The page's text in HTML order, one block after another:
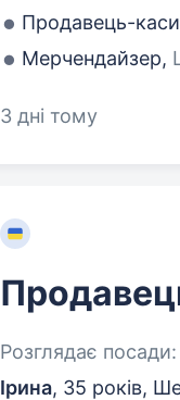
Продавець-
Мерчендайзер,
3 дні тому
Розглядає посади:
Ірина, 35 років,